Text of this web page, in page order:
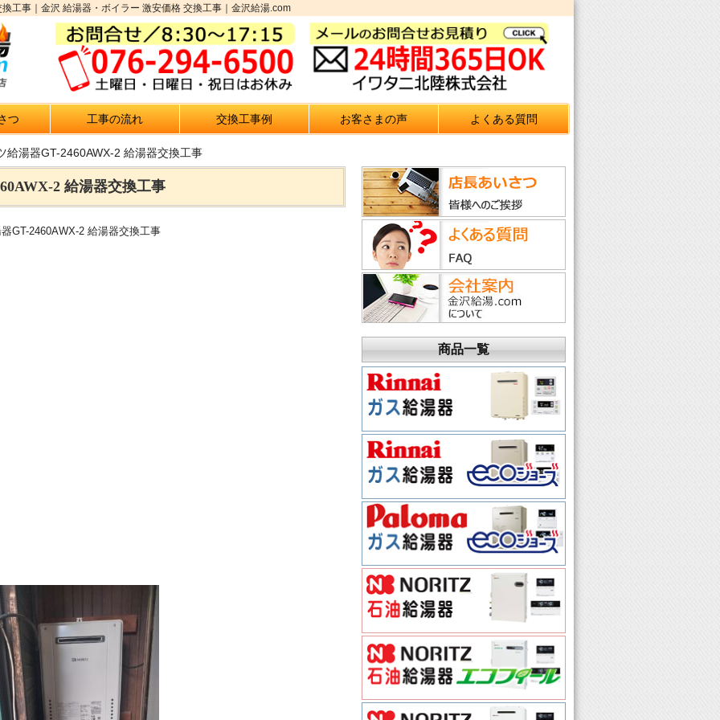
工事｜金沢 給湯器・ボイラー 激安価格 交換工事｜金沢給湯.com
つ 工事の流れ 交換工事例 お客さまの声 よくある質問
給湯器GT-2460AWX-2 給湯器交換工事
2 給湯器交換工事
GT-2460AWX-2 給湯器交換工事
商品一覧